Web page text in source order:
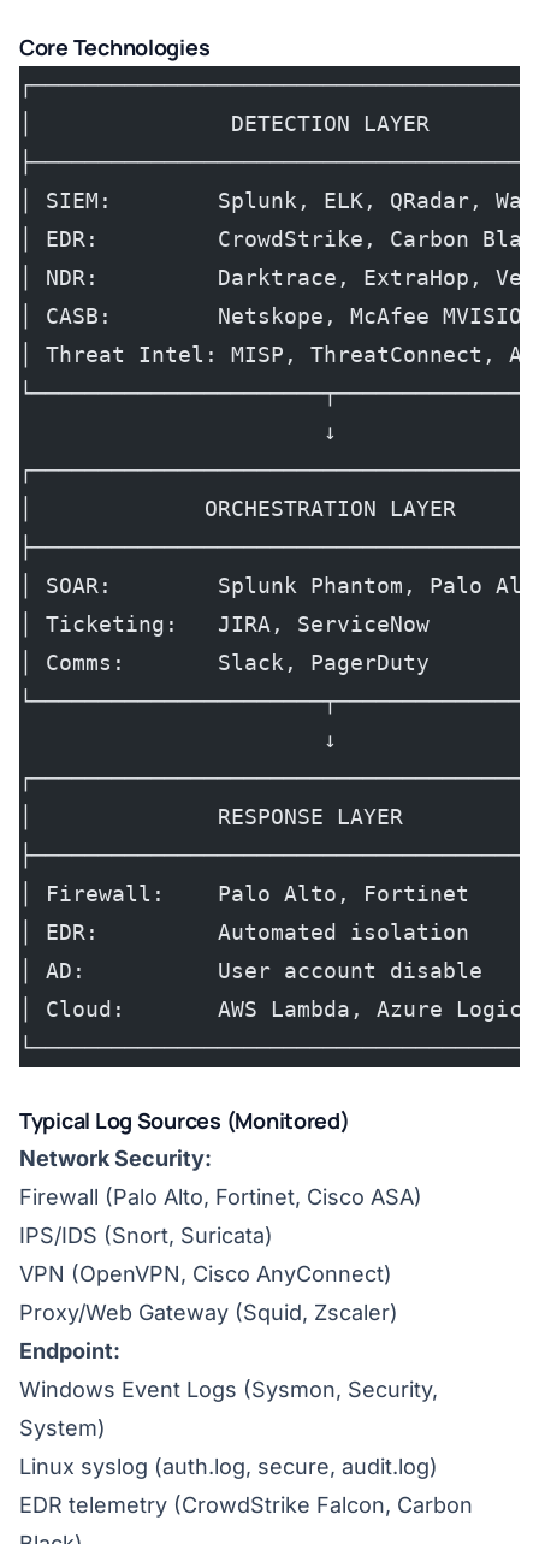
Core Technologies
│               DETECTION LAYER
│ SIEM:        Splunk, ELK, QRadar,
│ EDR:         CrowdStrike, Carbon
│ NDR:         Darktrace, ExtraHop,
│ CASB:        Netskope, McAfee
│ Threat Intel: MISP, ThreatConnect,
                       ↓
│             ORCHESTRATION
│ SOAR:        Splunk Phantom, Palo
│ Ticketing:   JIRA, ServiceNow
│ Comms:       Slack, PagerDuty
                       ↓
│              RESPONSE LAYER
│ Firewall:    Palo Alto, Fortinet
│ EDR:         Automated isolation
│ AD:          User account
│ Cloud:       AWS Lambda, Azure
Typical Log Sources (Monitored)
Network Security:
Firewall (Palo Alto, Fortinet, Cisco ASA)
IPS/IDS (Snort, Suricata)
VPN (OpenVPN, Cisco AnyConnect)
Proxy/Web Gateway (Squid, Zscaler)
Endpoint:
Windows Event Logs (Sysmon, Security,
System)
Linux syslog (auth.log, secure, audit.log)
EDR telemetry (CrowdStrike Falcon, Carbon